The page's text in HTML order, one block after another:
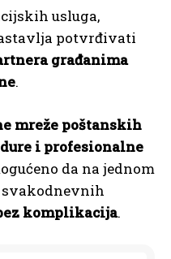
usluga,
potvrđivati
građanima
.
mreže poštanskih
i profesionalne
da na jednom
svakodnevnih
komplikacija.